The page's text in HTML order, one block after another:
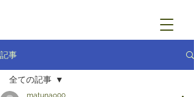
記事
全ての記事
matunao00